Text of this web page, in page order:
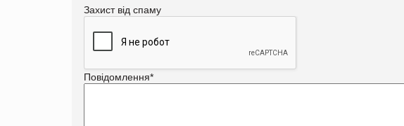
Захист від спаму
Повідомлення*